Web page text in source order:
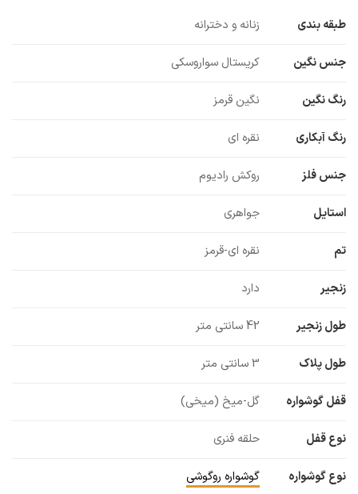
طبقه بندی زنانه و دخترانه
جنس نگین کریستال سواروسکی
رنگ نگین نگین قرمز
رنگ آبکاری نقره ای
جنس فلز روکش رادیوم
استایل جواهری
تم نقره ای-قرمز
زنجیر دارد
طول زنجیر 42 سانتی متر
طول پلاک 3 سانتی متر
قفل گوشواره گل-میخ (میخی)
نوع قفل حلقه فنری
نوع گوشواره گوشواره روگوشی